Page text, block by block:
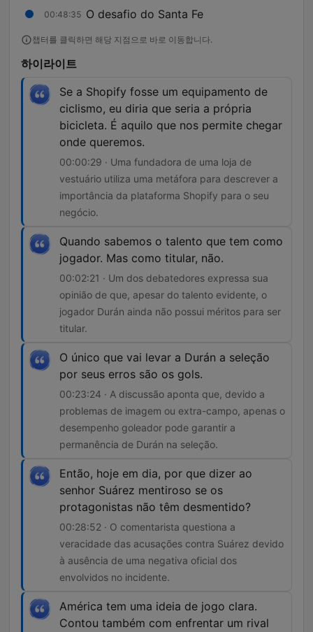
00:48:35 O desafio do Santa Fe
챕터를 클릭하면 해당 지점으로 바로 이동합니다.
하이라이트
Se a Shopify fosse um equipamento de
ciclismo, eu diria que seria a própria
bicicleta. É aquilo que nos permite chegar
onde queremos.
00:00:29 · Uma fundadora de uma loja de
vestuário utiliza uma metáfora para descrever a
importância da plataforma Shopify para o seu
negócio.
Quando sabemos o talento que tem como
jogador. Mas como titular, não.
00:02:21 · Um dos debatedores expressa sua
opinião de que, apesar do talento evidente, o
jogador Durán ainda não possui méritos para ser
titular.
O único que vai levar a Durán a seleção
por seus erros são os gols.
00:23:24 · A discussão aponta que, devido a
problemas de imagem ou extra-campo, apenas o
desempenho goleador pode garantir a
permanência de Durán na seleção.
Então, hoje em dia, por que dizer ao
senhor Suárez mentiroso se os
protagonistas não têm desmentido?
00:28:52 · O comentarista questiona a
veracidade das acusações contra Suárez devido
à ausência de uma negativa oficial dos
envolvidos no incidente.
América tem uma ideia de jogo clara.
Contou também com enfrentar um rival